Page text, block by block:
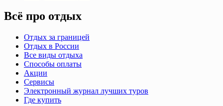
Всё про отдых
Отдых за границей
Отдых в России
Все виды отдыха
Способы оплаты
Акции
Сервисы
Электронный журнал лучших туров
Где купить